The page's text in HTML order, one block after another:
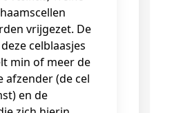
vrijgezet. De
celblaasjes
min of meer de
afzender (de cel
en de